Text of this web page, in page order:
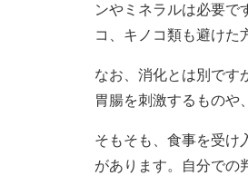
ンやミネラルは必要で
コ、キノコ類も避けた
なお、消化とは別です
胃腸を刺激するものや
そもそも、食事を受け
があります。自分での